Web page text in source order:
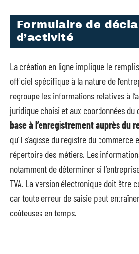
Formulaire de
d’activité
La création en ligne implique le
officiel spécifique à la nature de
regroupe les informations relatives à
juridique choisi et aux coordonnées du
base à l’enregistrement auprès du
qu’il s’agisse du registre du commerce
répertoire des métiers. Les
notamment de déterminer si
TVA . La version électronique doit être
car toute erreur de saisie peut
coûteuses en temps.